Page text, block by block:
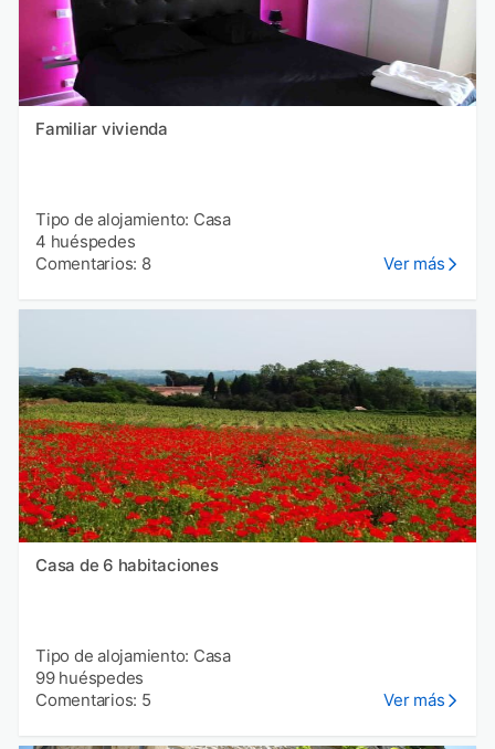
Familiar vivienda
Tipo de alojamiento: Casa
4 huéspedes
Comentarios: 8
Ver más
Casa de 6 habitaciones
Tipo de alojamiento: Casa
99 huéspedes
Comentarios: 5
Ver más